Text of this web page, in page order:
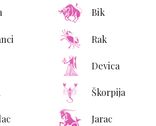
Bik
Rak
Devica
Škorpija
Jarac